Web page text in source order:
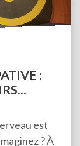
:
est
? À